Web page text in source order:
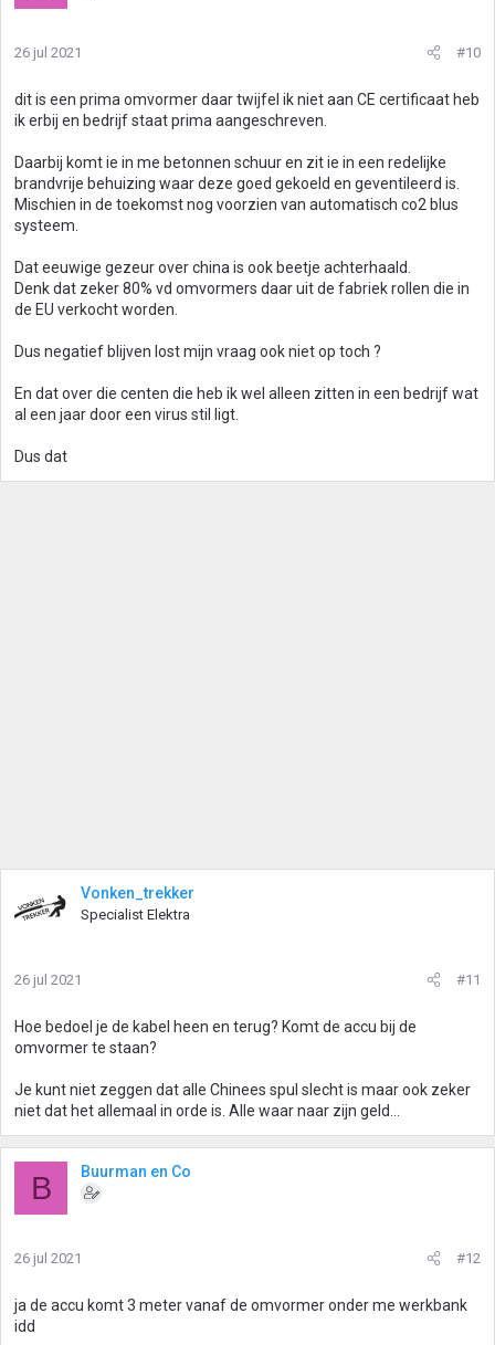
26 jul 2021 #10
dit is een prima omvormer daar twijfel ik niet aan CE certificaat heb
ik erbij en bedrijf staat prima aangeschreven.
Daarbij komt ie in me betonnen schuur en zit ie in een redelijke
brandvrije behuizing waar deze goed gekoeld en geventileerd is.
Mischien in de toekomst nog voorzien van automatisch co2 blus
systeem.
Dat eeuwige gezeur over china is ook beetje achterhaald.
Denk dat zeker 80% vd omvormers daar uit de fabriek rollen die in
de EU verkocht worden.
Dus negatief blijven lost mijn vraag ook niet op toch ?
En dat over die centen die heb ik wel alleen zitten in een bedrijf wat
al een jaar door een virus stil ligt.
Dus dat
Vonken_trekker
Specialist Elektra
26 jul 2021 #11
Hoe bedoel je de kabel heen en terug? Komt de accu bij de
omvormer te staan?
Je kunt niet zeggen dat alle Chinees spul slecht is maar ook zeker
niet dat het allemaal in orde is. Alle waar naar zijn geld...
B Buurman en Co
26 jul 2021 #12
ja de accu komt 3 meter vanaf de omvormer onder me werkbank
idd